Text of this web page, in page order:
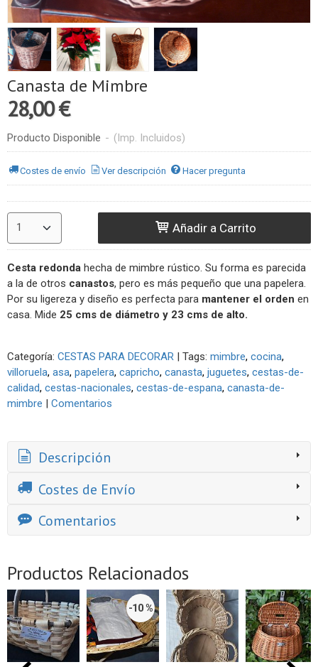
Canasta de Mimbre
28,00 €
Producto Disponible - (Imp. Incluidos)
Costes de envío Ver descripción Hacer pregunta
Añadir a Carrito
Cesta redonda hecha de mimbre rústico. Su forma es parecida
a la de otros canastos, pero es más pequeño que una papelera.
Por su ligereza y diseño es perfecta para mantener el orden en
casa. Mide 25 cms de diámetro y 23 cms de alto.
Categoría: CESTAS PARA DECORAR | Tags: mimbre cocina
villoruela asa papelera capricho canasta juguetes cestas-de-
calidad cestas-nacionales cestas-de-espana canasta-de-
mimbre | Comentarios
Descripción
Costes de Envío
Comentarios
Productos Relacionados
-10 %